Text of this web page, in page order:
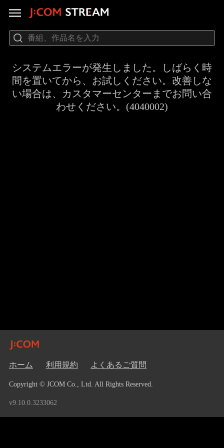
システムエラーが発生しました。しばらく時
間を置いてから、お試しください。改善しな
い場合は、カスタマーセンターまでお問い合
わせください。(4040002)
ホーム 利用規約 よくあるご質問
Copyright © JCOM Co., Ltd. All Rights Reserved.
v9.10.0.3233062